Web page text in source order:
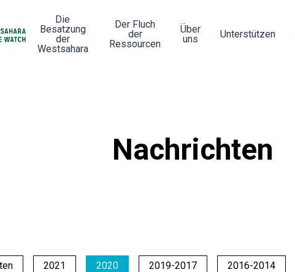
Die
Besatzung
der
Westsahara
Der Fluch
der
Ressourcen
Über
uns
Unterstützen
Nachrichten
2021 2020 2019-2017 2016-2014